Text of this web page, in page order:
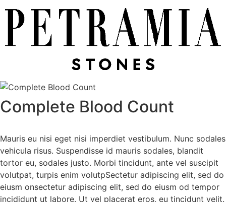
Complete Blood Count
Mauris eu nisi eget nisi imperdiet vestibulum. Nunc sodales
vehicula risus. Suspendisse id mauris sodales, blandit
tortor eu, sodales justo. Morbi tincidunt, ante vel suscipit
volutpat, turpis enim volutpSectetur adipiscing elit, sed do
eiusm onsectetur adipiscing elit, sed do eiusm od tempor
incididunt ut labore. Ut vel placerat eros, eu tincidunt velit.